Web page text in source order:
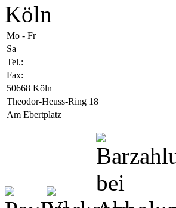
Köln
Mo - Fr
Sa
Tel.:
Fax:
50668 Köln
Theodor-Heuss-Ring 18
Am Ebertplatz